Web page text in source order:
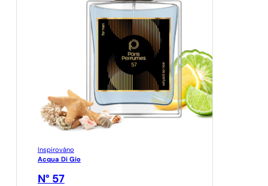
Inspirováno
Acqua Di Gio
N° 57